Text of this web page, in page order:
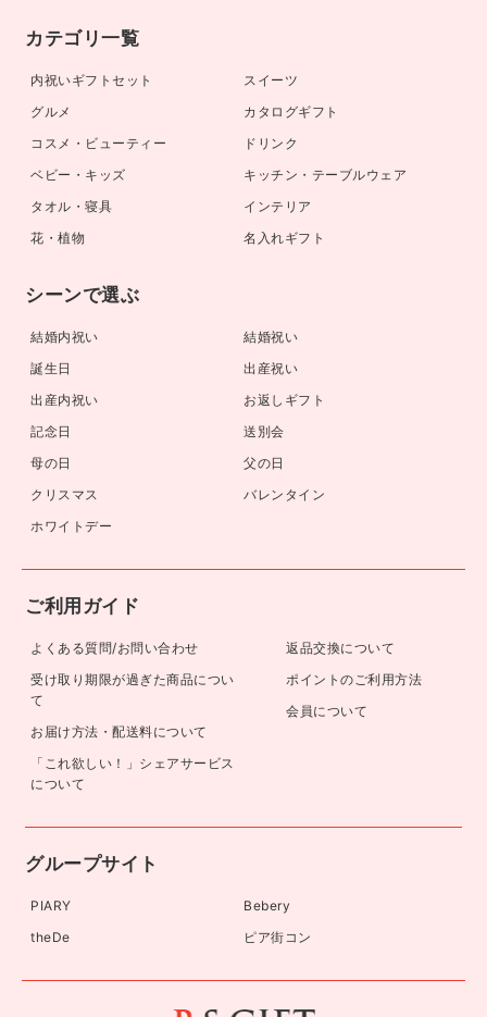
カテゴリ一覧
内祝いギフトセット
スイーツ
グルメ
カタログギフト
コスメ・ビューティー
ドリンク
ベビー・キッズ
キッチン・テーブルウェア
タオル・寝具
インテリア
花・植物
名入れギフト
シーンで選ぶ
結婚内祝い
結婚祝い
誕生日
出産祝い
出産内祝い
お返しギフト
記念日
送別会
母の日
父の日
クリスマス
バレンタイン
ホワイトデー
ご利用ガイド
よくある質問/お問い合わせ
受け取り期限が過ぎた商品につい
て
お届け方法・配送料について
「これ欲しい！」シェアサービス
について
返品交換について
ポイントのご利用方法
会員について
グループサイト
PIARY
Bebery
theDe
ピア街コン